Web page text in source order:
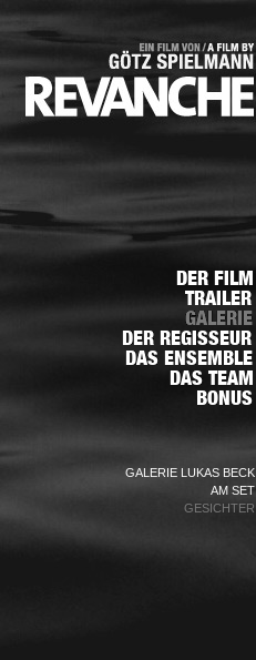
GALERIE LUKAS BECK
AM SET
GESICHTER